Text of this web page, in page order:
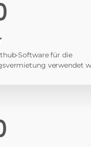
Software für die
verwendet